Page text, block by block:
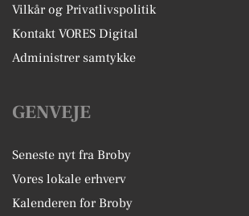
Vilkår og Privatlivspolitik
Kontakt VORES Digital
Administrer samtykke
GENVEJE
Seneste nyt fra Broby
Vores lokale erhverv
Kalenderen for Broby